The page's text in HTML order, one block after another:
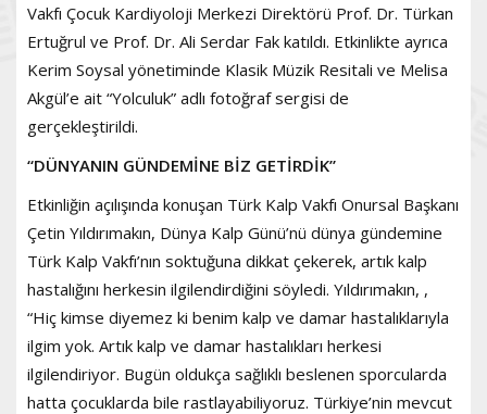
Vakfı Çocuk Kardiyoloji Merkezi Direktörü Prof. Dr. Türkan
Ertuğrul ve Prof. Dr. Ali Serdar Fak katıldı. Etkinlikte ayrıca
Kerim Soysal yönetiminde Klasik Müzik Resitali ve Melisa
Akgül’e ait “Yolculuk” adlı fotoğraf sergisi de
gerçekleştirildi.
“DÜNYANIN GÜNDEMİNE BİZ GETİRDİK”
Etkinliğin açılışında konuşan Türk Kalp Vakfı Onursal Başkanı
Çetin Yıldırımakın, Dünya Kalp Günü’nü dünya gündemine
Türk Kalp Vakfı’nın soktuğuna dikkat çekerek, artık kalp
hastalığını herkesin ilgilendirdiğini söyledi. Yıldırımakın, ,
“Hiç kimse diyemez ki benim kalp ve damar hastalıklarıyla
ilgim yok. Artık kalp ve damar hastalıkları herkesi
ilgilendiriyor. Bugün oldukça sağlıklı beslenen sporcularda
hatta çocuklarda bile rastlayabiliyoruz. Türkiye’nin mevcut